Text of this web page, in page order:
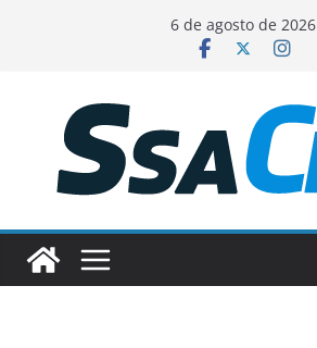
conteúdo
6 de agosto de 2026